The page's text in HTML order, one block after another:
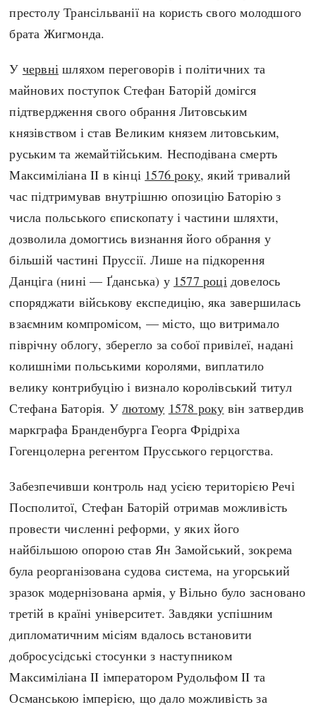
престолу Трансільванії на користь свого молодшого
брата Жигмонда.
У червні шляхом переговорів і політичних та
майнових поступок Стефан Баторій домігся
підтвердження свого обрання Литовським
князівством і став Великим князем литовським,
руським та жемайтійським. Несподівана смерть
Максиміліана II в кінці 1576 року, який тривалий
час підтримував внутрішню опозицію Баторію з
числа польського єпископату і частини шляхти,
дозволила домогтись визнання його обрання у
більшій частині Пруссії. Лише на підкорення
Данціга (нині — Ґданська) у 1577 році довелось
споряджати військову експедицію, яка завершилась
взаємним компромісом, — місто, що витримало
піврічну облогу, зберегло за собої привілеї, надані
колишніми польськими королями, виплатило
велику контрибуцію і визнало королівський титул
Стефана Баторія. Улютому 1578 року він затвердив
маркграфа Бранденбурга Георга Фрідріха
Гогенцолерна регентом Прусського герцогства.
Забезпечивши контроль над усією територією Речі
Посполитої, Стефан Баторій отримав можливість
провести численні реформи, у яких його
найбільшою опорою став Ян Замойський, зокрема
була реорганізована судова система, на угорський
зразок модернізована армія, у Вільно було засновано
третій в країні університет. Завдяки успішним
дипломатичним місіям вдалось встановити
добросусідські стосунки з наступником
Максиміліана II імператором Рудольфом II та
Османською імперією, що дало можливість за